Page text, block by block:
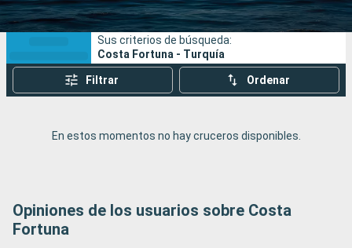
Puertos Compañías
Buscar
Sus criterios de búsqueda:
Costa Fortuna - Turquía
Filtrar Ordenar
En estos momentos no hay cruceros disponibles.
Opiniones de los usuarios sobre Costa
Fortuna